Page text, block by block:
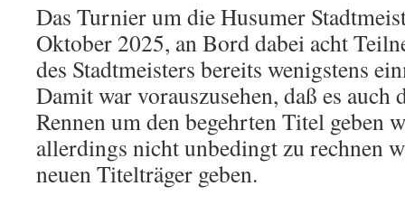
Senioren
2026
Das Turnier um die Husumer
Oktober 2025, an Bord dabei acht
des Stadtmeisters bereits wenigstens
Damit war vorauszusehen, daß es auch
Rennen um den begehrten Titel geben
allerdings nicht unbedingt zu rechnen
neuen Titelträger geben.